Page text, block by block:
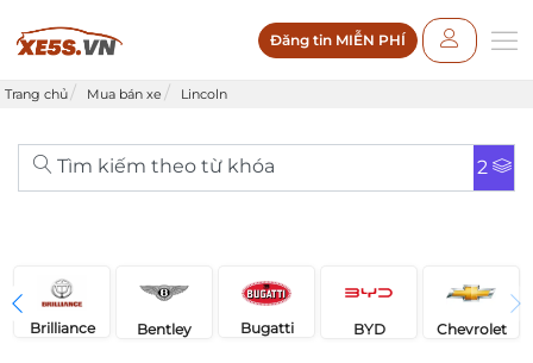
Đăng tin MIỄN PHÍ
Trang chủ Mua bán xe Lincoln
Tìm kiếm theo từ khóa 2
Brilliance Bentley Bugatti BYD Chevrolet